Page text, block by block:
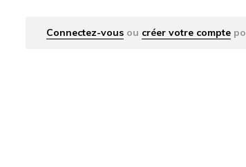
Connectez-vous ou créer votre compte